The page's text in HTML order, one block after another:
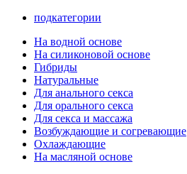
подкатегории
На водной основе
На силиконовой основе
Гибриды
Натуральные
Для анального секса
Для орального секса
Для секса и массажа
Возбуждающие и согревающие
Охлаждающие
На масляной основе